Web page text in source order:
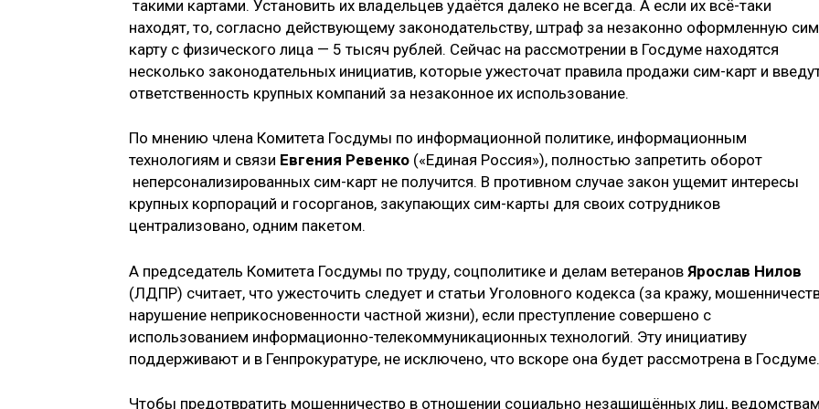
такими картами. Установить их владельцев удаётся далеко не всегда. А если их всё-таки
находят, то, согласно действующему законодательству, штраф за незаконно оформленную
карту с физического лица — 5 тысяч рублей. Сейчас на рассмотрении в Госдуме находятся
несколько законодательных инициатив, которые ужесточат правила продажи сим-карт и
ответственность крупных компаний за незаконное их использование.
По мнению члена Комитета Госдумы по информационной политике, информационным
технологиям и связи Евгения Ревенко («Единая Россия»), полностью запретить оборот
неперсонализированных сим-карт не получится. В противном случае закон ущемит интересы
крупных корпораций и госорганов, закупающих сим-карты для своих сотрудников
централизовано, одним пакетом.
А председатель Комитета Госдумы по труду, соцполитике и делам ветеранов Ярослав Нилов
(ЛДПР) считает, что ужесточить следует и статьи Уголовного кодекса (за кражу,
нарушение неприкосновенности частной жизни), если преступление совершено с
использованием информационно-телекоммуникационных технологий. Эту инициативу
поддерживают и в Генпрокуратуре, не исключено, что вскоре она будет рассмотрена в Госдуме.
Чтобы предотвратить мошенничество в отношении социально незащищённых лиц, ведомствам